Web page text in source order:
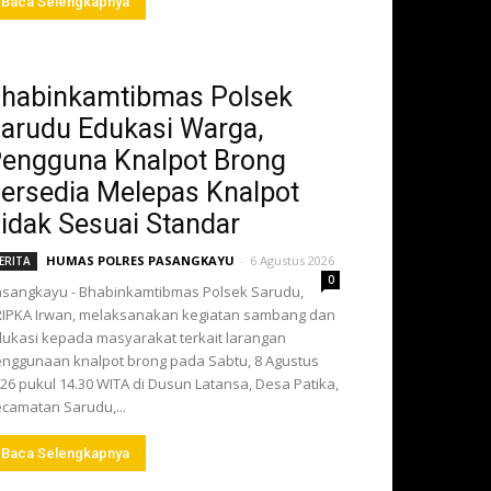
Polsek
Edukasi Warga,
Knalpot Brong
Melepas Knalpot
Sesuai Standar
HUMAS POLRES PASANGKAYU - 6 Agustus 2026
0
- Bhabinkamtibmas Polsek Sarudu,
Irwan, melaksanakan kegiatan sambang dan
kepada masyarakat terkait larangan
knalpot brong pada Sabtu, 8 Agustus
pukul 14.30 WITA di Dusun Latansa, Desa Patika,
Sarudu,...
Baca Selengkapnya